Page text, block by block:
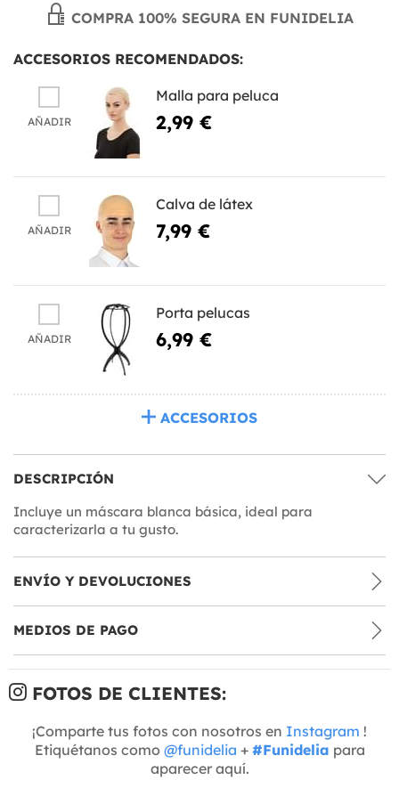
COMPRA 100% SEGURA EN FUNIDELIA
ACCESORIOS RECOMENDADOS:
AÑADIR
Malla para peluca
2,99 €
AÑADIR
Calva de látex
7,99 €
AÑADIR
Porta pelucas
6,99 €
ACCESORIOS
DESCRIPCIÓN
Incluye un máscara blanca básica, ideal para
caracterizarla a tu gusto.
ENVÍO Y DEVOLUCIONES
MEDIOS DE PAGO
FOTOS DE CLIENTES:
¡Comparte tus fotos con nosotros en Instagram !
Etiquétanos como @funidelia + #Funidelia para
aparecer aquí.